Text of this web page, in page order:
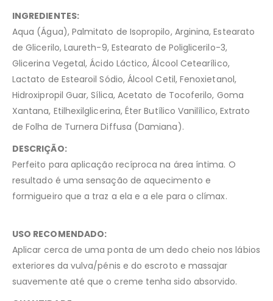
INGREDIENTES:
Aqua (Água), Palmitato de Isopropilo, Arginina, Estearato
de Glicerilo, Laureth-9, Estearato de Poliglicerilo-3,
Glicerina Vegetal, Ácido Láctico, Álcool Cetearílico,
Lactato de Estearoil Sódio, Álcool Cetil, Fenoxietanol,
Hidroxipropil Guar, Sílica, Acetato de Tocoferilo, Goma
Xantana, Etilhexilglicerina, Éter Butílico Vanilílico, Extrato
de Folha de Turnera Diffusa (Damiana).
DESCRIÇÃO:
Perfeito para aplicação recíproca na área íntima. O
resultado é uma sensação de aquecimento e
formigueiro que a traz a ela e a ele para o clímax.
USO RECOMENDADO:
Aplicar cerca de uma ponta de um dedo cheio nos lábios
exteriores da vulva/pénis e do escroto e massajar
suavemente até que o creme tenha sido absorvido.